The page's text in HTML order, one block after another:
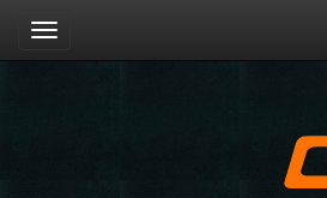
Toggle
navigation